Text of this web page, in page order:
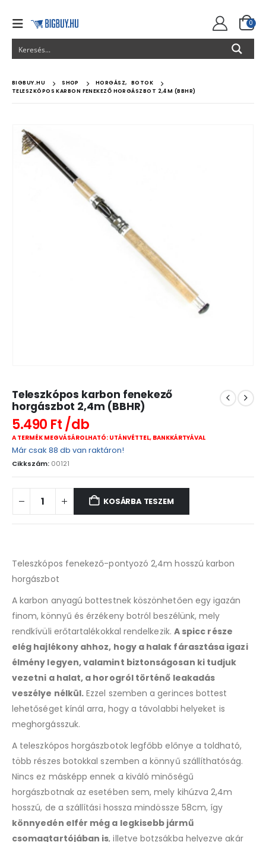
0
BIGBUY.HU SHOP HORGÁSZ,
BOTOK
TELESZKÓPOS KARBON FENEKEZŐ HORGÁSZBOT 2,4M (BBHR)
Teleszkópos karbon fenekező
horgászbot 2,4m (BBHR)
5.490 Ft
A TERMÉK MEGVÁSÁROLHATÓ: UTÁNVÉTTEL, BANKKÁRTYÁVAL
Már csak 88 db van raktáron!
Cikkszám: 00121
KOSÁRBA TESZEM
Teleszkópos fenekező-pontyozó 2,4m hosszú karbon
horgászbot
A karbon anyagú bottestnek köszönhetően egy igazán
finom, könnyű és érzékeny botról beszélünk, mely
rendkívüli erőtartalékokkal rendelkezik. A spicc része
elég hajlékony ahhoz, hogy a halak fárasztása igazi
élmény legyen, valamint biztonságosan ki tudjuk
vezetni a halat, a horogról történő leakadás
veszélye nélkül. Ezzel szemben a gerinces bottest
lehetőséget kínál arra, hogy a távolabbi helyeket is
meghorgásszuk.
A teleszkópos horgászbotok legfőbb előnye a toldható,
több részes botokkal szemben a könnyű szállíthatóság.
Nincs ez másképp ennek a kiváló minőségű
horgászbotnak az esetében sem, mely kihúzva 2,4m
hosszú, de a szállítási hossza mindössze 58cm, így
könnyedén elfér még a legkisebb jármű
csomagtartójában is, illetve botzsákba helyezve akár